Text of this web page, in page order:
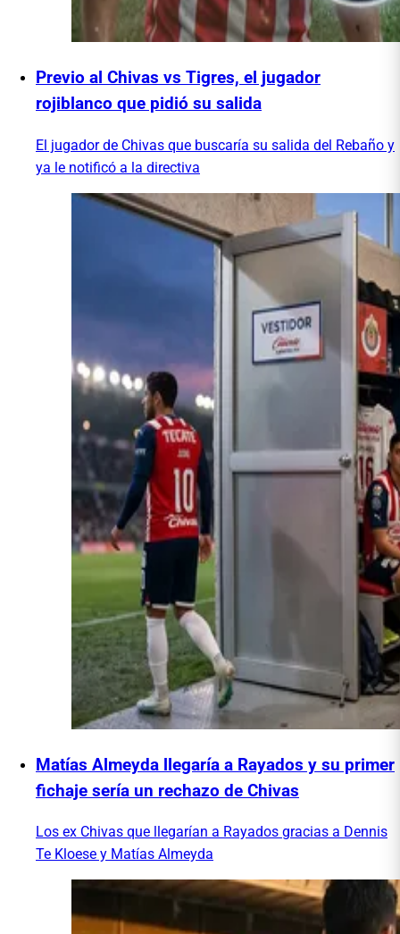
Previo al Chivas vs Tigres, el jugador
rojiblanco que pidió su salida
El jugador de Chivas que buscaría su salida del Rebaño y
ya le notificó a la directiva
Matías Almeyda llegaría a Rayados y su primer
fichaje sería un rechazo de Chivas
Los ex Chivas que llegarían a Rayados gracias a Dennis
Te Kloese y Matías Almeyda